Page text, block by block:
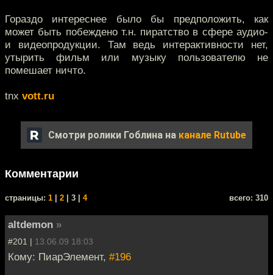
Гораздо интереснее было бы предположить, как
может быть побеждено т.н. пиратство в сфере аудио-
и видеопродукции. Там ведь интерактивности нет,
утырить фильм или музыку пользователю не
помешает ничто.
tnx vott.ru
Смотри ролики Гоблина на канале Rutube
Комментарии
cтраницы: 1 2 | 3 | 4 всего: 310
altdemon »
#201 | 13.06.09 18:03
Кому: ПиарЭлемент, #196